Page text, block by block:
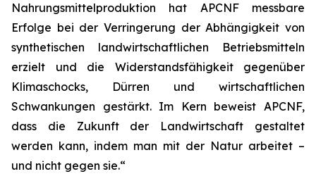
Nahrungsmittelproduktion hat APCNF messbare
Erfolge bei der Verringerung der Abhängigkeit von
synthetischen landwirtschaftlichen Betriebsmitteln
erzielt und die Widerstandsfähigkeit gegenüber
Klimaschocks, Dürren und wirtschaftlichen
Schwankungen gestärkt. Im Kern beweist APCNF,
dass die Zukunft der Landwirtschaft gestaltet
werden kann, indem man mit der Natur arbeitet –
und nicht gegen sie.“